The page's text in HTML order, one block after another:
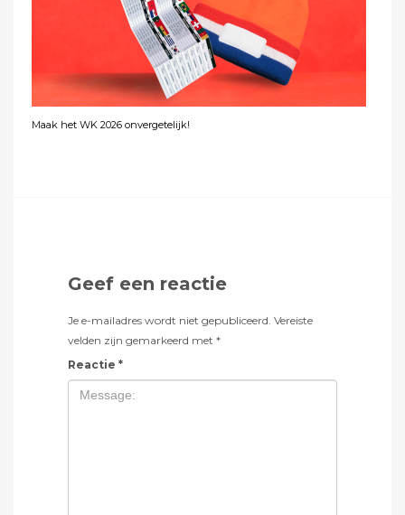
Maak het WK 2026 onvergetelijk!
Geef een reactie
Je e-mailadres wordt niet gepubliceerd. Vereiste
velden zijn gemarkeerd met *
Reactie *